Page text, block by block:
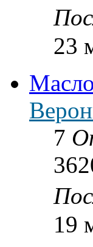
23
7
19